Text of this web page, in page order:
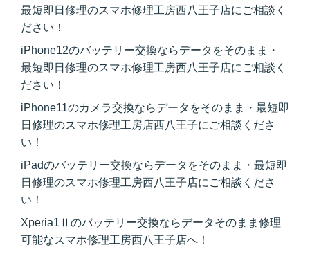
最短即日修理のスマホ修理工房西八王子店にご相談く
ださい！
iPhone12のバッテリー交換ならデータをそのまま・
最短即日修理のスマホ修理工房西八王子店にご相談く
ださい！
iPhone11のカメラ交換ならデータをそのまま・最短即
日修理のスマホ修理工房店西八王子にご相談くださ
い！
iPadのバッテリー交換ならデータをそのまま・最短即
日修理のスマホ修理工房西八王子店にご相談くださ
い！
Xperia1Ⅱのバッテリー交換ならデータそのまま修理
可能なスマホ修理工房西八王子店へ！